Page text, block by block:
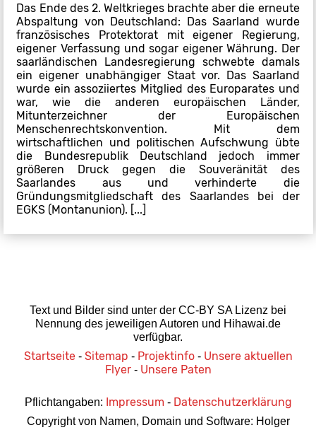
Das Ende des 2. Weltkrieges brachte aber die erneute
Abspaltung von Deutschland: Das Saarland wurde
französisches Protektorat mit eigener Regierung,
eigener Verfassung und sogar eigener Währung. Der
saarländischen Landesregierung schwebte damals
ein eigener unabhängiger Staat vor. Das Saarland
wurde ein assoziiertes Mitglied des Europarates und
war, wie die anderen europäischen Länder,
Mitunterzeichner der Europäischen
Menschenrechtskonvention. Mit dem
wirtschaftlichen und politischen Aufschwung übte
die Bundesrepublik Deutschland jedoch immer
größeren Druck gegen die Souveränität des
Saarlandes aus und verhinderte die
Gründungsmitgliedschaft des Saarlandes bei der
EGKS (Montanunion). [...]
Text und Bilder sind unter der CC-BY SA Lizenz bei
Nennung des jeweiligen Autoren und Hihawai.de
verfügbar.
Startseite- Sitemap - Projektinfo- Unsere aktuellen
Flyer- Unsere Paten
Pflichtangaben: Impressum - Datenschutzerklärung
Copyright von Namen, Domain und Software: Holger